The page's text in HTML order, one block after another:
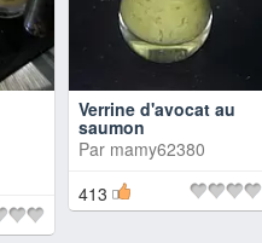
Verrine d'avocat au
saumon
Par mamy62380
413